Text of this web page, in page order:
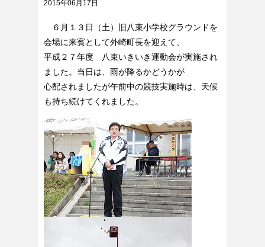
2015年06月17日
６月１３日（土）旧八束小学校グラウンドを
会場に来賓として外崎町長を迎えて、
平成２７年度 八束いきいき運動会が実施され
ました。当日は、雨が降るかどうかが
心配されましたが午前中の競技実施時は、天候
も持ち続けてくれました。